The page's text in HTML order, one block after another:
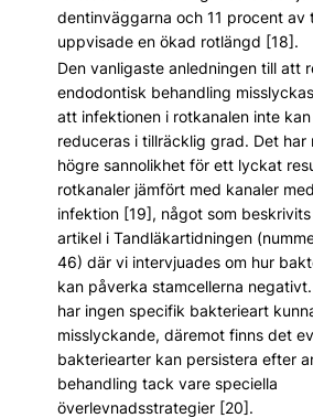
dentinväggarna och 11 procent av
uppvisade en ökad rotlängd [18].
Den vanligaste anledningen till att
endodontisk behandling
att infektionen i rotkanalen inte kan
reduceras i tillräcklig grad. Det har
högre sannolikhet för ett lyckat
rotkanaler jämfört med kanaler
infektion [19], något som
artikel i Tandläkartidningen
46) där vi intervjuades om hur
kan påverka stamcellerna
har ingen specifik bakterieart
misslyckande, däremot finns det
bakteriearter kan persistera efter
behandling tack vare speciella
överlevnadsstrategier [20].